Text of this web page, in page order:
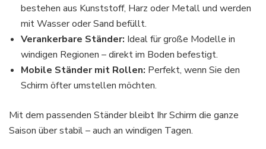
bestehen aus Kunststoff, Harz oder Metall und werden
mit Wasser oder Sand befüllt.
Verankerbare Ständer: Ideal für große Modelle in
windigen Regionen – direkt im Boden befestigt.
Mobile Ständer mit Rollen: Perfekt, wenn Sie den
Schirm öfter umstellen möchten.
Mit dem passenden Ständer bleibt Ihr Schirm die ganze
Saison über stabil – auch an windigen Tagen.